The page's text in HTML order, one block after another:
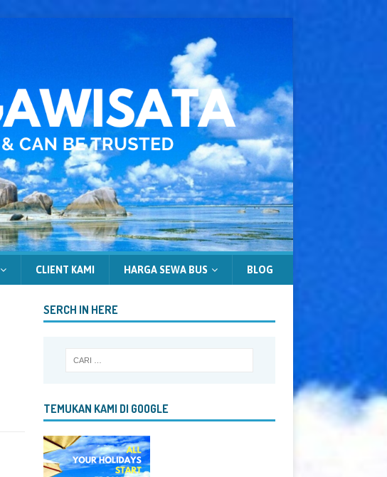
CLIENT KAMI HARGA SEWA BUS BLOG
SERCH IN HERE
TEMUKAN KAMI DI GOOGLE